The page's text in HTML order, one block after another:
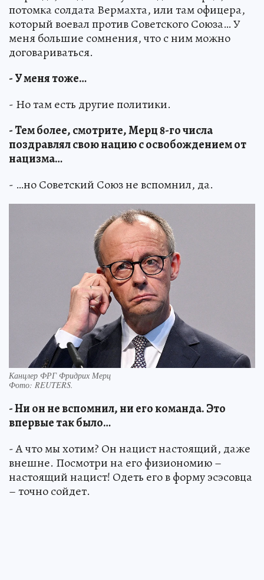
потомка солдата Вермахта, или там офицера,
который воевал против Советского Союза… У
меня большие сомнения, что с ним можно
договариваться.
- У меня тоже…
- Но там есть другие политики.
- Тем более, смотрите, Мерц 8-го числа
поздравлял свою нацию с освобождением от
нацизма…
- …но Советский Союз не вспомнил, да.
Канцлер ФРГ Фридрих Мерц
Фото: REUTERS.
- Ни он не вспомнил, ни его команда. Это
впервые так было…
- А что мы хотим? Он нацист настоящий, даже
внешне. Посмотри на его физиономию –
настоящий нацист! Одеть его в форму эсэсовца
– точно сойдет.